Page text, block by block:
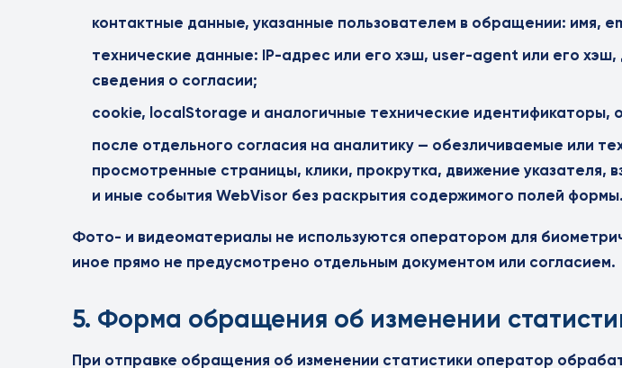
контактные данные, указанные пользователем в обращении: имя,
технические данные: IP-адрес или его хэш, user-agent или его
сведения о согласии;
cookie, localStorage и аналогичные технические идентификаторы,
после отдельного согласия на аналитику — обезличиваемые или
просмотренные страницы, клики, прокрутка, движение указателя,
и иные события WebVisor без раскрытия содержимого полей формы.
Фото- и видеоматериалы не используются оператором для
иное прямо не предусмотрено отдельным документом или согласием.
5. Форма обращения об изменении
При отправке обращения об изменении статистики оператор